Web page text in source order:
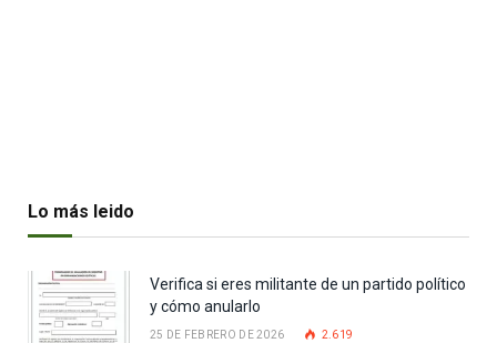
Lo más leido
Verifica si eres militante de un partido político
y cómo anularlo
25 DE FEBRERO DE 2026 2.619